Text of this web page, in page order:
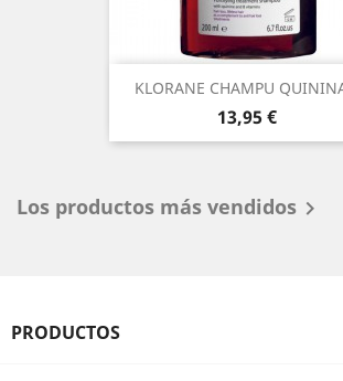
KLORANE CHAMPU
Precio
13,95 €
Los productos más vendidos 
PRODUCTOS